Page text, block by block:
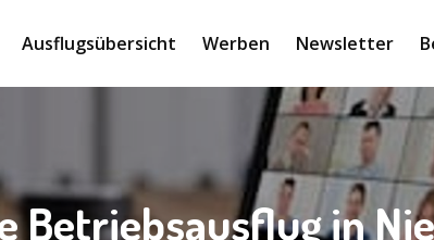
Ausflugsübersicht Werben Newsletter
Betriebsausflug in